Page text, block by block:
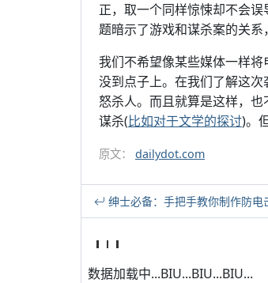
正，取一个同样惊悚却不会
题暗示了游戏和谋杀案的关系
我们不希望像某些媒体一样
没到点子上。在我们了解这
怒杀人。而且就算是这样，
谋杀(比如对于文学的探讨)。
原文： dailydot.com
绅士必备：手把手教你制作防电
数据加载中...BIU...BIU...BIU...